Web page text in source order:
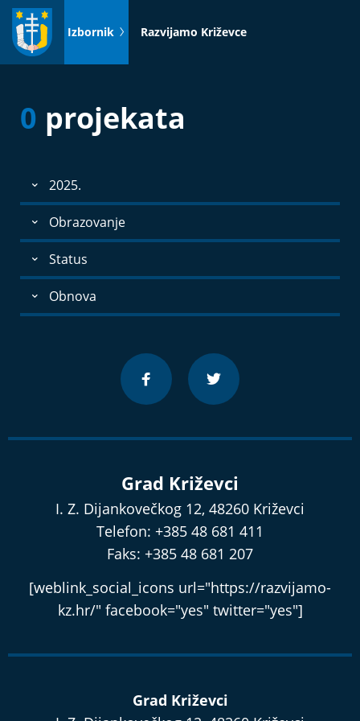
Idi
sadržaj
Izbornik Razvijamo Križevce
0 projekata
2025.
Obrazovanje
Status
Obnova
Grad Križevci
I. Z. Dijankovečkog 12, 48260 Križevci
Telefon: +385 48 681 411
Faks: +385 48 681 207
[weblink_social_icons url="https://razvijamo-
kz.hr/" facebook="yes" twitter="yes"]
Grad Križevci